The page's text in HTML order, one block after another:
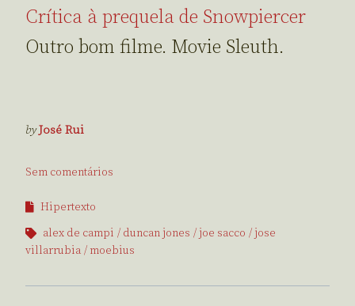
Crítica à prequela de Snowpiercer
Outro bom filme. Movie Sleuth.
byJosé Rui
Sem comentários
Hipertexto
alex de campi
duncan jones joe sacco
jose
villarrubia
moebius